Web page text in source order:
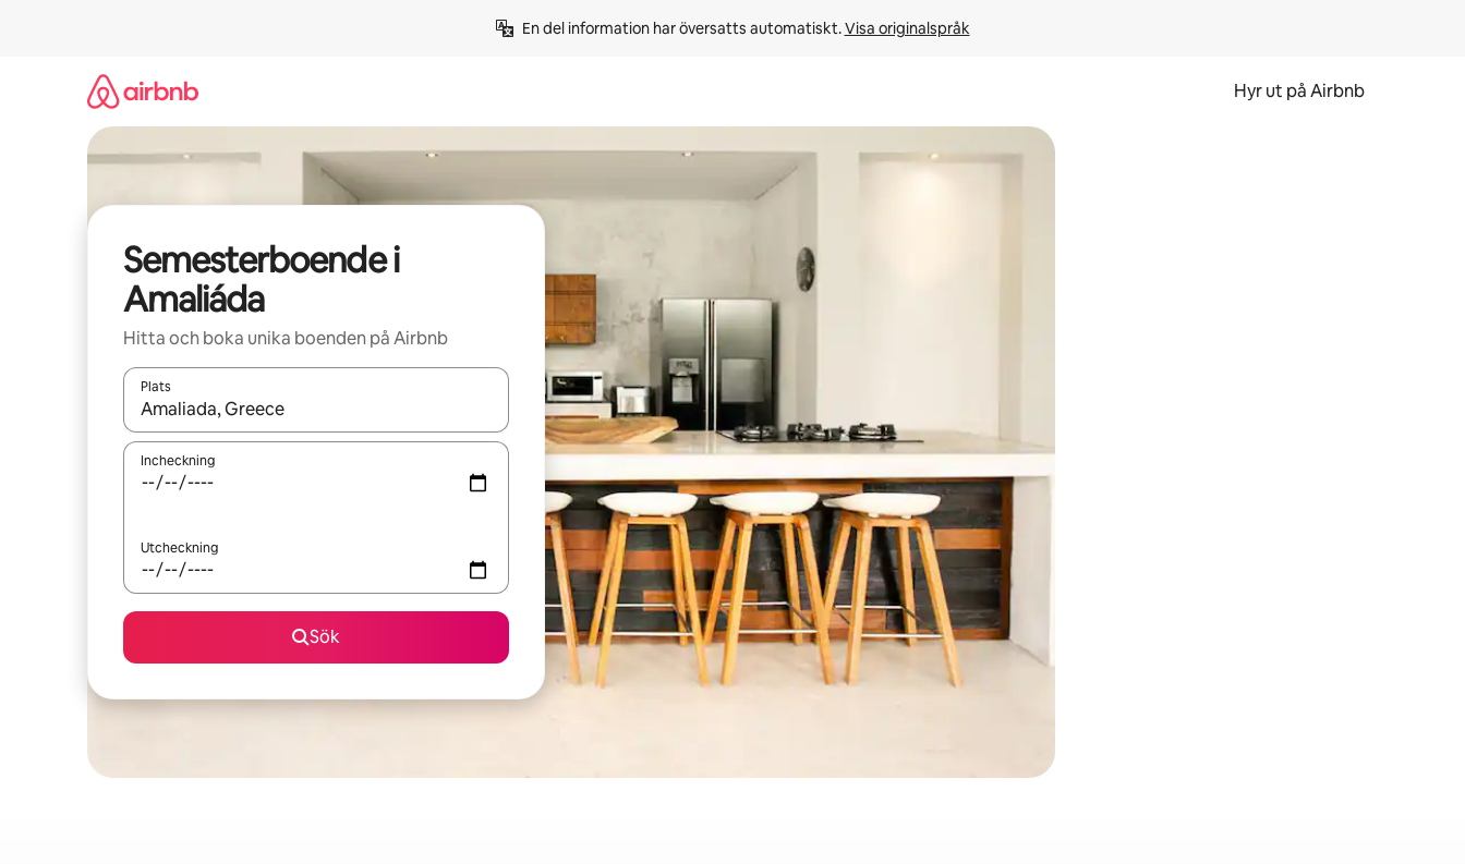
En del information har översatts automatiskt. Visa originalspråk
Hyr ut på Airbnb
Semesterboende i
Amaliáda
Hitta och boka unika boenden på Airbnb
Plats
När resultaten är tillgängliga kan du navigera med upp- och nedåtpilarna eller utforska genom att trycka eller svepa.
Incheckning
Utcheckning
Sök